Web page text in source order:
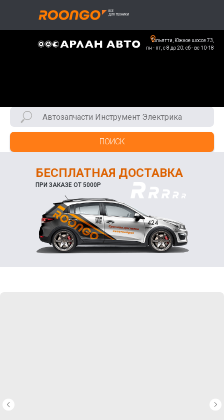
Тольятти, Южное шоссе 73,
пн - пт, с 8 до 20; сб - вс 10-18
ПОИСК
БЕСПЛАТНАЯ ДОСТАВКА
ПРИ ЗАКАЗЕ ОТ 5000Р